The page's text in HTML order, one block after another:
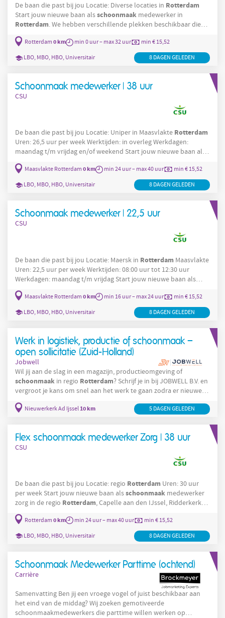
De baan die past bij jou Locatie: Diverse locaties in Rotterdam
Start jouw nieuwe baan alsschoonmaak medewerker in
Rotterdam. We hebben verschillende plekken beschikbaar die
passen bij jouw wensen. Wij gaan samen met jou op zoek naar
een baan die past bij jou. Voor in de ochtenden zoeken wij een
medewerker voor: David Lloyd Blijdorp voor 10 uur per week,
maandag t/m vrijdag van 05:00 tot 07:00 uur. CIC voor 9 uur per
Rotterdam 0 km min 0 uur – max 32 uur min € 15,52
LBO, MBO, HBO, Universitair 8 DAGEN GELEDEN
Schoonmaak medewerker | 38 uur
CSU
De baan die past bij jou Locatie: Uniper in Maasvlakte Rotterdam
Uren: 26,5 uur per week Werktijden: in overleg Werkdagen:
maandag t/m vrijdag en/of weekend Start jouw nieuwe baan als
schoonmaak
Deze locatie is een industriële werkomgeving waar
energieproductie centraal staat en waar dagelijks wordt gewerkt
met grote installaties en technische processen. Voor deze locatie
Maasvlakte Rotterdam 0 km min 24 uur – max 40 uur min € 15,52
LBO, MBO, HBO, Universitair 8 DAGEN GELEDEN
Schoonmaak medewerker | 22,5 uur
CSU
De baan die past bij jou Locatie: Maersk in Rotterdam Maasvlakte
Uren: 22,5 uur per week Werktijden: 08:00 uur tot 12:30 uur
Werkdagen: maandag t/m vrijdag Start jouw nieuwe baan als
schoonmaak
Je start in de ochtend met het ophalen van je collega's en na het
werken breng je ze weer terug naar de opstapplaats. Op de
locatie werk je samen met verschillende collega's. We zoeken een
Maasvlakte Rotterdam 0 km min 16 uur – max 24 uur min € 15,52
LBO, MBO, HBO, Universitair 8 DAGEN GELEDEN
Werk in logistiek, productie of schoonmaak –
open sollicitatie (Zuid-Holland)
Jobwell
Wil jij aan de slag in een magazijn, productieomgeving of
schoonmaak in regio Rotterdam? Schrijf je in bij JOBWELL B.V. en
vergroot je kans om snel aan het werk te gaan zodra er nieuwe
uitzendbureau dat samenwerkt met verschillende bedrijven in
en komen
Nieuwerkerk Ad Ijssel10 km 5 DAGEN GELEDEN
Flex schoonmaak medewerker Zorg | 38 uur
CSU
De baan die past bij jou Locatie: regio Rotterdam Uren: 30 uur
per week Start jouw nieuwe baan alsschoonmaak medewerker
zorg in de regio Rotterdam, Capelle aan den IJssel, Ridderkerk
en omgeving. Je werkt op verschillende zorglocaties van
Humanitas en Antes . Op deze locaties wonen of verblijven
cliënten die een schone, veilige en prettige omgeving verdienen.
Je werkt in onder andere woonlocaties, klinieken, kantoren,
Rotterdam 0 km min 24 uur – max 40 uur min € 15,52
LBO, MBO, HBO, Universitair 8 DAGEN GELEDEN
Schoonmaak Medewerker Parttime (ochtend)
Carrière
Samenvatting Ben jij een vroege vogel of juist beschikbaar aan
het eind van de middag? Wij zoeken gemotiveerde
schoonmaakmedewerkers die parttime willen werken op